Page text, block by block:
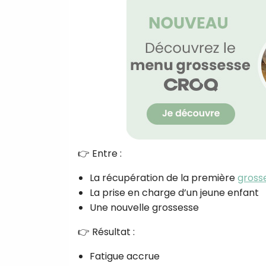
👉 Entre :
La récupération de la première
La prise en charge d’un jeune enfant
Une nouvelle grossesse
👉 Résultat :
Fatigue accrue